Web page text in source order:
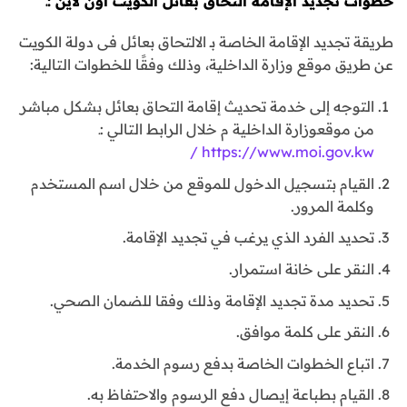
طريقة تجديد الإقامة الخاصة بـ الالتحاق بعائل فى دولة الكويت
عن طريق موقع وزارة الداخلية، وذلك وفقًا للخطوات التالية:
التوجه إلى خدمة تحديث إقامة التحاق بعائل بشكل مباشر
من موقعوزارة الداخلية م خلال الرابط التالي :ـ
https://www.moi.gov.kw /
القيام بتسجيل الدخول للموقع من خلال اسم المستخدم
وكلمة المرور.
تحديد الفرد الذي يرغب في تجديد الإقامة.
النقر على خانة استمرار.
تحديد مدة تجديد الإقامة وذلك وفقا للضمان الصحي.
النقر على كلمة موافق.
اتباع الخطوات الخاصة بدفع رسوم الخدمة.
القيام بطباعة إيصال دفع الرسوم والاحتفاظ به.